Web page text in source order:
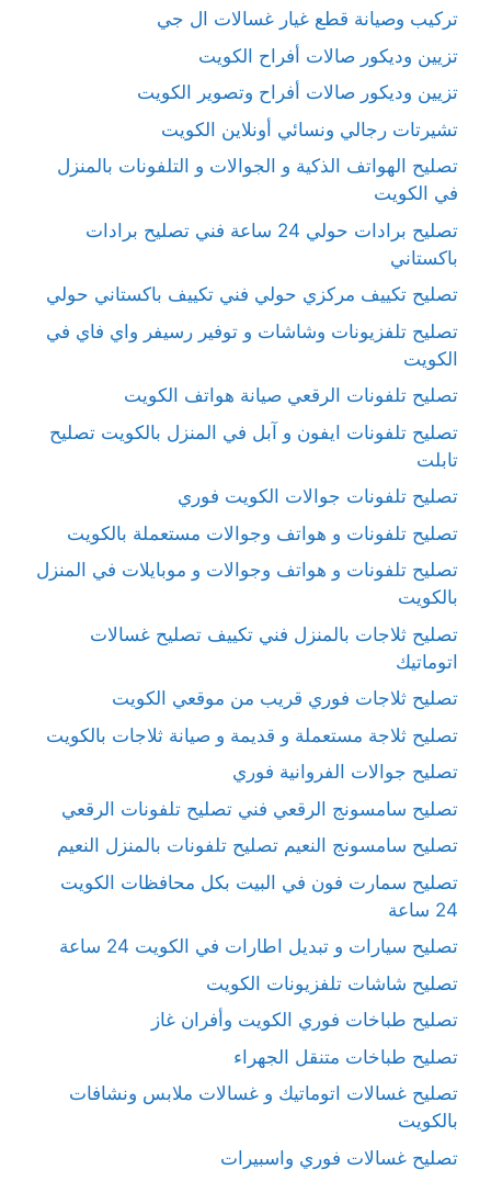
تركيب وصيانة قطع غيار غسالات ال جي
تزيين وديكور صالات أفراح الكويت
تزيين وديكور صالات أفراح وتصوير الكويت
تشيرتات رجالي ونسائي أونلاين الكويت
تصليح الهواتف الذكية و الجوالات و التلفونات بالمنزل
في الكويت
تصليح برادات حولي 24 ساعة فني تصليح برادات
باكستاني
تصليح تكييف مركزي حولي فني تكييف باكستاني حولي
تصليح تلفزيونات وشاشات و توفير رسيفر واي فاي في
الكويت
تصليح تلفونات الرقعي صيانة هواتف الكويت
تصليح تلفونات ايفون و آبل في المنزل بالكويت تصليح
تابلت
تصليح تلفونات جوالات الكويت فوري
تصليح تلفونات و هواتف وجوالات مستعملة بالكويت
تصليح تلفونات و هواتف وجوالات و موبايلات في المنزل
بالكويت
تصليح ثلاجات بالمنزل فني تكييف تصليح غسالات
اتوماتيك
تصليح ثلاجات فوري قريب من موقعي الكويت
تصليح ثلاجة مستعملة و قديمة و صيانة ثلاجات بالكويت
تصليح جوالات الفروانية فوري
تصليح سامسونج الرقعي فني تصليح تلفونات الرقعي
تصليح سامسونج النعيم تصليح تلفونات بالمنزل النعيم
تصليح سمارت فون في البيت بكل محافظات الكويت
24 ساعة
تصليح سيارات و تبديل اطارات في الكويت 24 ساعة
تصليح شاشات تلفزيونات الكويت
تصليح طباخات فوري الكويت وأفران غاز
تصليح طباخات متنقل الجهراء
تصليح غسالات اتوماتيك و غسالات ملابس ونشافات
بالكويت
تصليح غسالات فوري واسبيرات